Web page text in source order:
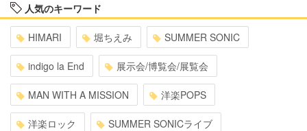
人気のキーワード
HIMARI 堀ちえみ SUMMER SONIC
indigo la End 展示会/博覧会/展覧会
MAN WITH A MISSION 洋楽POPS
洋楽ロック SUMMER SONICライブ